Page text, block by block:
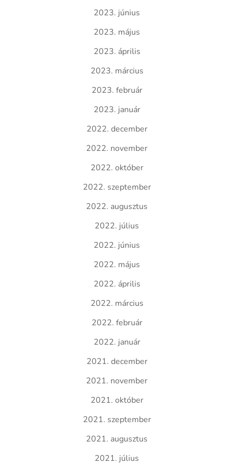
2023. június
2023. május
2023. április
2023. március
2023. február
2023. január
2022. december
2022. november
2022. október
2022. szeptember
2022. augusztus
2022. július
2022. június
2022. május
2022. április
2022. március
2022. február
2022. január
2021. december
2021. november
2021. október
2021. szeptember
2021. augusztus
2021. július